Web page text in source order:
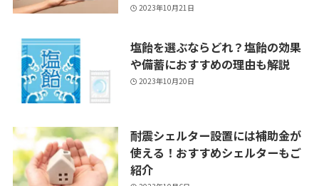
2023年10月21日
塩飴を選ぶならどれ？塩飴の効果
や備蓄におすすめの理由も解説
2023年10月20日
耐震シェルター設置には補助金が
使える！おすすめシェルターもご
紹介